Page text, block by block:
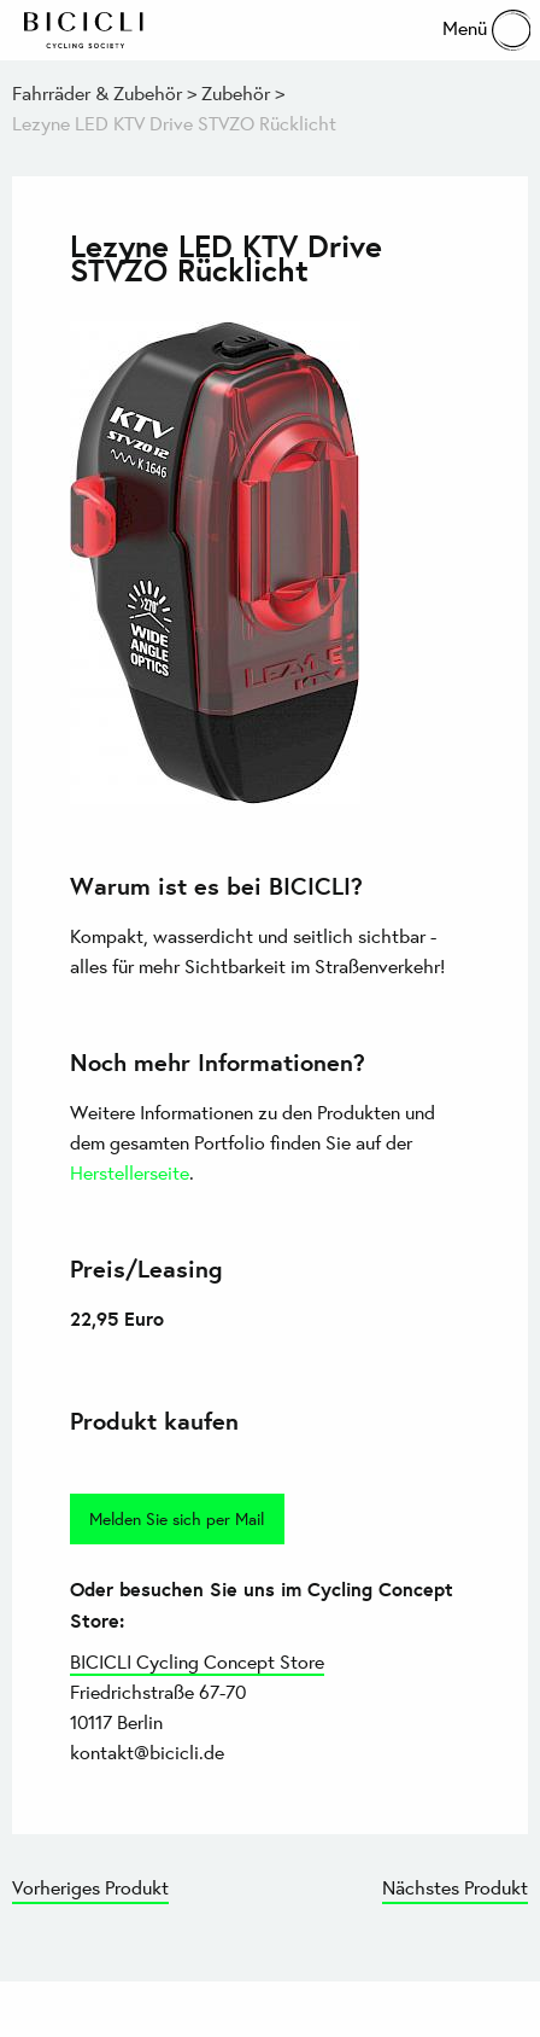
Menü
Fahrräder & Zubehör
Zubehör
Lezyne LED KTV Drive STVZO Rücklicht
Lezyne LED KTV Drive
STVZO Rücklicht
Warum ist es bei BICICLI?
Kompakt, wasserdicht und seitlich sichtbar -
alles für mehr Sichtbarkeit im Straßenverkehr!
Noch mehr Informationen?
Weitere Informationen zu den Produkten und
dem gesamten Portfolio finden Sie auf der
Herstellerseite.
Preis/Leasing
22,95 Euro
Produkt kaufen
Melden Sie sich per Mail
Oder besuchen Sie uns im Cycling Concept
Store:
BICICLI Cycling Concept Store
Friedrichstraße 67-70
10117 Berlin
kontakt@bicicli.de
Vorheriges Produkt Nächstes Produkt